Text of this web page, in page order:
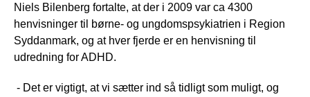
Niels Bilenberg fortalte, at der i 2009 var ca 4300
henvisninger til børne- og ungdomspsykiatrien i Region
Syddanmark, og at hver fjerde er en henvisning til
udredning for ADHD.
- Det er vigtigt, at vi sætter ind så tidligt som muligt, og